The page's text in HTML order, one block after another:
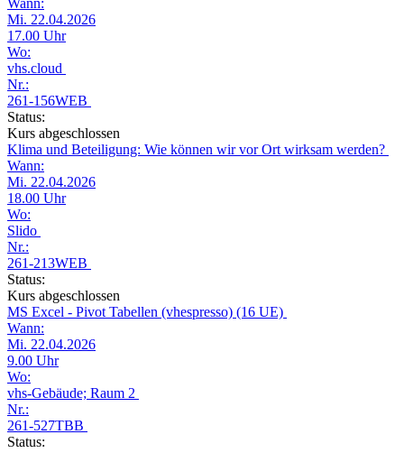
Mi. 22.04.2026
17.00 Uhr
Wo:
vhs.cloud
Nr.:
261-156WEB
Status:
Kurs abgeschlossen
Klima und Beteiligung: Wie können wir vor Ort wirksam werden?
Wann:
Mi. 22.04.2026
18.00 Uhr
Wo:
Slido
Nr.:
261-213WEB
Status:
Kurs abgeschlossen
MS Excel - Pivot Tabellen (vhespresso) (16 UE)
Wann:
Mi. 22.04.2026
9.00 Uhr
Wo:
vhs-Gebäude; Raum 2
Nr.:
261-527TBB
Status: